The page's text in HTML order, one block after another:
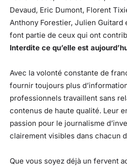
Devaud, Eric Dumont, Florent
Anthony Forestier, Julien Guitard
font partie de ceux qui ont
Interdite ce qu’elle est
Avec la volonté constante de
fournir toujours plus
professionnels travaillent sans
contenus de haute qualité. Leur
passion pour le journalisme
clairement visibles dans chacun
Que vous soyez déjà un fervent